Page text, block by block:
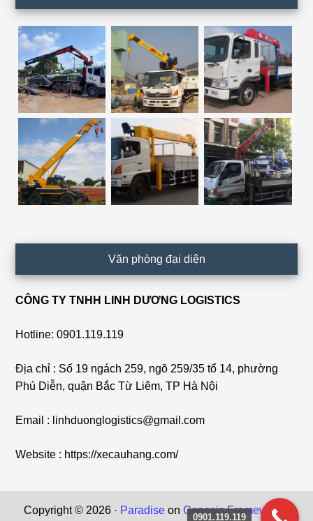
Văn phòng đại diện
CÔNG TY TNHH LINH DƯƠNG LOGISTICS
Hotline: 0901.119.119
Địa chỉ : Số 19 ngách 259, ngõ 259/35 tổ 14, phường
Phú Diễn, quận Bắc Từ Liêm, TP Hà Nội
Email : linhduonglogistics@gmail.com
Website : https://xecauhang.com/
Copyright © 2026 · Paradise on Genesis Framework
0901.119.119